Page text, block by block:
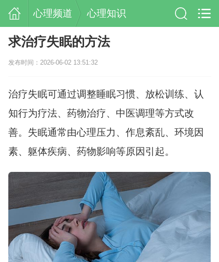
心理频道 心理知识
求治疗失眠的方法
发布时间：2026-06-02 13:51:32
治疗失眠可通过调整睡眠习惯、放松训练、认
知行为疗法、药物治疗、中医调理等方式改
善。失眠通常由心理压力、作息紊乱、环境因
素、躯体疾病、药物影响等原因引起。